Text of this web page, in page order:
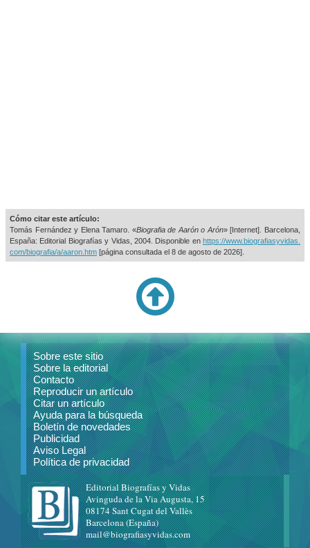
Cómo citar este artículo:
Tomás Fernández y Elena Tamaro. «Biografia de Aarón o Arón» [Internet]. Barcelona,
España: Editorial Biografías y Vidas, 2004. Disponible en https://www.biografiasyvidas.
com/biografia/a/aaron.htm [página consultada el 8 de agosto de 2026].
Sobre este sitio
Sobre la editorial
Contacto
Reproducir un artículo
Citar un artículo
Ayuda para la búsqueda
Boletín de novedades
Publicidad
Aviso Legal
Política de privacidad
Editorial Biografías y Vidas
Avinguda de la Via Augusta, 15
08174 Sant Cugat del Vallès
Barcelona (España)
mail@biografiasyvidas.com